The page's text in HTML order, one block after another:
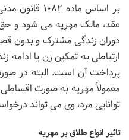
بر اساس
عقد، مالک مهریه می شود و
دوران زندگی مشترک و بدون
ارتباطی به تمکین زن یا
پرداخت آن است. البته در
معمولاً مهریه به صورت
توانایی مرد، وی می تواند
تاثیر انواع طلاق بر مهریه